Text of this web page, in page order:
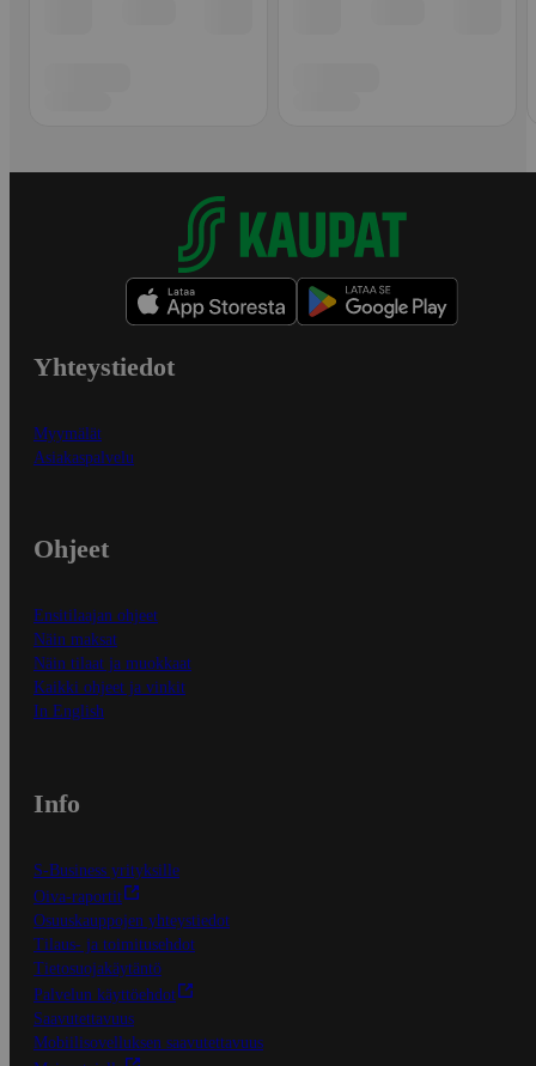
Yhteystiedot
Myymälät
Asiakaspalvelu
Ohjeet
Ensitilaajan ohjeet
Näin maksat
Näin tilaat ja muokkaat
Kaikki ohjeet ja vinkit
In English
Info
S-Business yrityksille
Oiva-raportit
Osuuskauppojen yhteystiedot
Tilaus- ja toimitusehdot
Tietosuojakäytäntö
Palvelun käyttöehdot
Saavutettavuus
Mobiilisovelluksen saavutettavuus